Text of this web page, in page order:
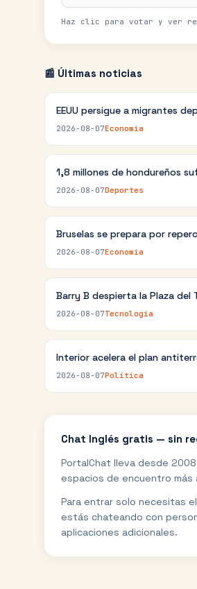
Haz clic para votar y ver
📰 Últimas noticias
EEUU persigue a migrantes
2026-08-07Economía
1,8 millones de hondureños
2026-08-07Deportes
Bruselas se prepara por
2026-08-07Economía
Barry B despierta la Plaza del
2026-08-07Tecnología
Interior acelera el plan
2026-08-07Política
Chat Inglés gratis — sin
PortalChat lleva desde
espacios de encuentro más
Para entrar solo necesitas
estás chateando con
aplicaciones adicionales.